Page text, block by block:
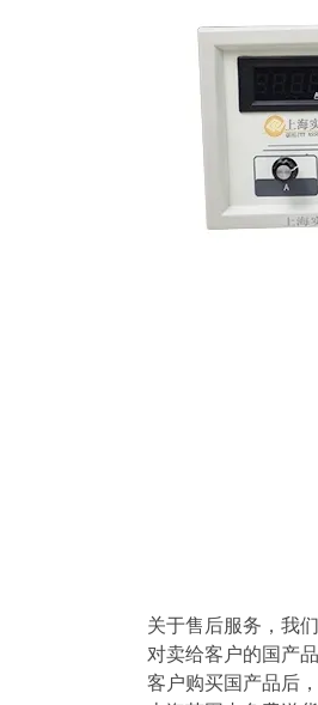
关于售后服务，我
对卖给客户的国产
客户购买国产品后